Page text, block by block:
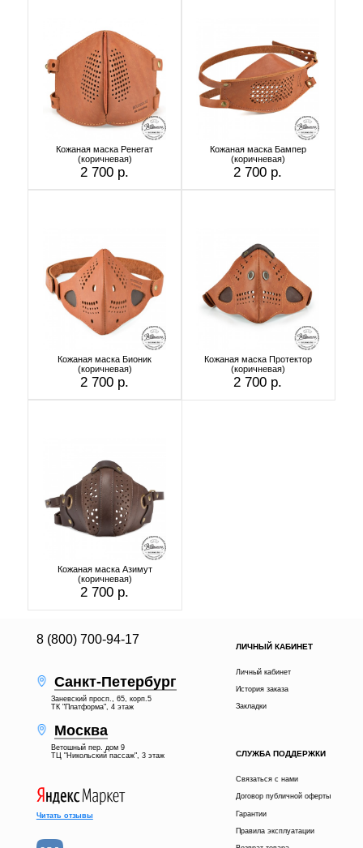
Кожаная маска Ренегат
(коричневая)
2 700 р.
Кожаная маска Бампер
(коричневая)
2 700 р.
Кожаная маска Бионик
(коричневая)
2 700 р.
Кожаная маска Протектор
(коричневая)
2 700 р.
Кожаная маска Азимут
(коричневая)
2 700 р.
8 (800) 700-94-17
Санкт-Петербург
Заневский просп., 65, корп.5
ТК "Платформа", 4 этаж
Москва
Ветошный пер. дом 9
ТЦ "Никольский пассаж", 3 этаж
ЛИЧНЫЙ КАБИНЕТ
Личный кабинет
История заказа
Закладки
СЛУЖБА ПОДДЕРЖКИ
Связаться с нами
Договор публичной оферты
Гарантии
Правила эксплуатации
Читать отзывы